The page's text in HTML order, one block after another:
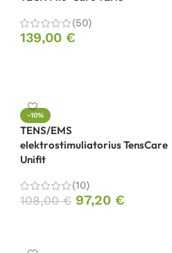
(50)
139,00 €
-10%
TENS/EMS
elektrostimuliatorius TensCare
Unifit
(10)
108,00€ 97,20 €